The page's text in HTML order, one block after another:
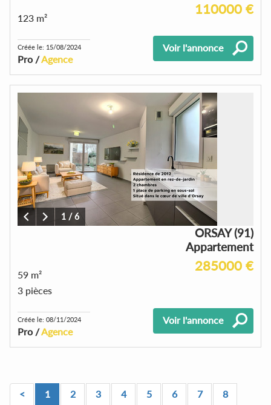
110000 €
123 m²
Créée le: 15/08/2024
Pro /Agence
Voir l'annonce
1 /6
ORSAY (91)
Appartement
285000 €
59 m²
3 pièces
Créée le: 08/11/2024
Pro /Agence
Voir l'annonce
< 1 2 3 4 5 6 7 8